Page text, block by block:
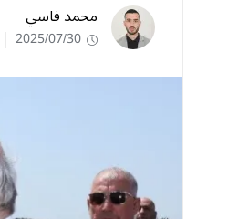
محمد فاسي
2025/07/30